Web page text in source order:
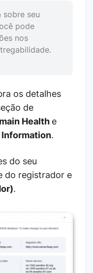
seu
pode
nos
os detalhes
de
Health e
Information.
do seu
do registrador e
.